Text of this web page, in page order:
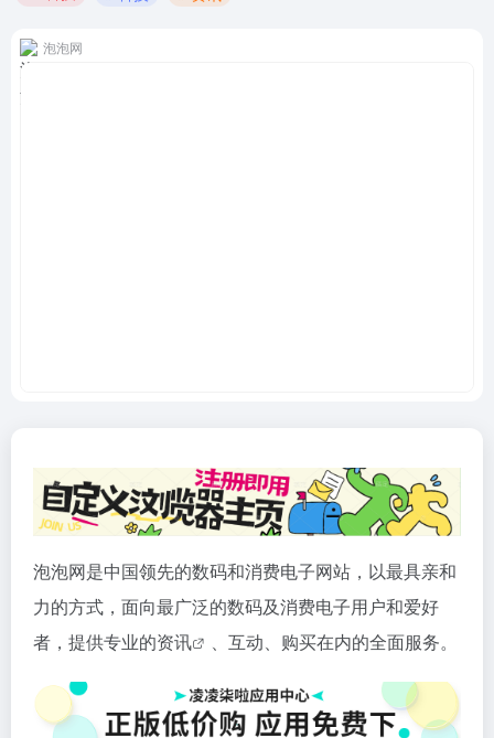
泡泡网
泡泡网是中国领先的数码和消费电子网站，以最具亲和
力的方式，面向最广泛的数码及消费电子用户和爱好
者，提供专业的资讯 、互动、购买在内的全面服务。